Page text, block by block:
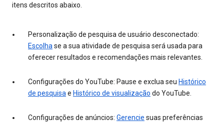
itens descritos abaixo.
Personalização de pesquisa de usuário desconectado:
Escolha se a sua atividade de pesquisa será usada para
oferecer resultados e recomendações mais relevantes.
Configurações do YouTube: Pause e exclua seu Histórico
de pesquisa e Histórico de visualização do YouTube.
Configurações de anúncios: Gerencie suas preferências